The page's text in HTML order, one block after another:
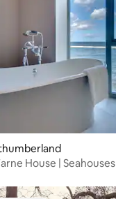
House | Seahouses